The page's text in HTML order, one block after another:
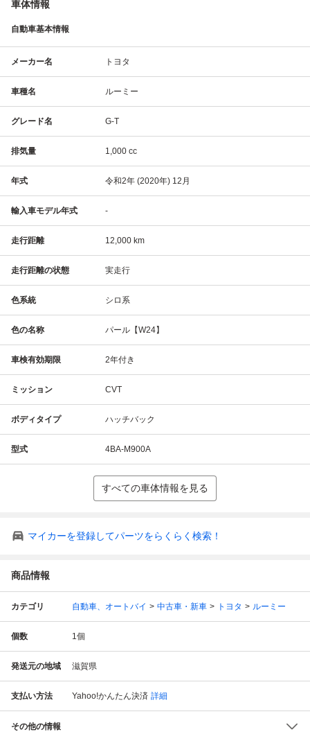
車体情報
自動車基本情報
メーカー名 トヨタ
車種名 ルーミー
グレード名 G-T
排気量 1,000 cc
年式 令和2年 (2020年) 12月
輸入車モデル年式 -
走行距離 12,000 km
走行距離の状態 実走行
色系統 シロ系
色の名称 パール【W24】
車検有効期限 2年付き
ミッション CVT
ボディタイプ ハッチバック
型式 4BA-M900A
すべての車体情報を見る
マイカーを登録してパーツをらくらく検索！
商品情報
カテゴリ 自動車、オートバイ 中古車・新車 トヨタ ルーミー
個数 1個
発送元の地域 滋賀県
支払い方法 Yahoo!かんたん決済 詳細
その他の情報